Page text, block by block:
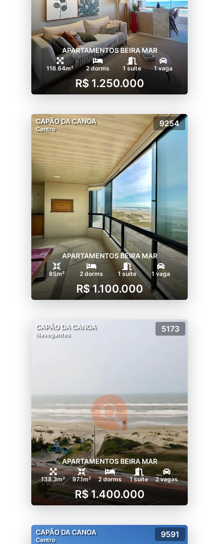
APARTAMENTOS BEIRA MAR
116.64m² 2 dorms 1 suíte 1 vaga
R$ 1.250.000
CAPÃO DA CANOA
Centro
9254
APARTAMENTOS BEIRA MAR
85m² 2 dorms 1 suíte 1 vaga
R$ 1.100.000
CAPÃO DA CANOA
Navegantes
5173
APARTAMENTOS BEIRA MAR
138.3m² 97.1m² 2 dorms 1 suíte 2 vagas
R$ 1.400.000
CAPÃO DA CANOA
Centro
9591